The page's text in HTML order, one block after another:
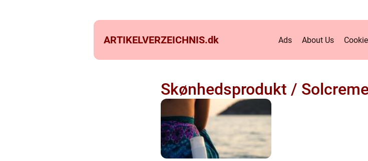
ARTIKELVERZEICHNIS.dk Ads About Us
Skønhedsprodukt /